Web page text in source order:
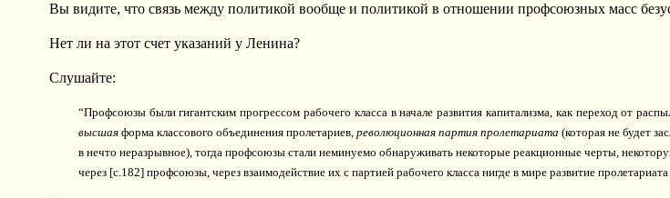
Вы видите, что связь между политикой вообще и политикой в отношении профсоюзных масс
Нет ли на этот счет указаний у Ленина?
Слушайте:
“Профсоюзы были гигантским прогрессом рабочего класса в начале развития капитализма, как переход от
высшаяформа классового объединения пролетариев, революционная партия пролетариата (которая не будет
в нечто неразрывное), тогда профсоюзы стали неминуемо обнаруживать некоторые реакционные черты,
через [c.182] профсоюзы, через взаимодействие их с партией рабочего класса нигде в мире развитие